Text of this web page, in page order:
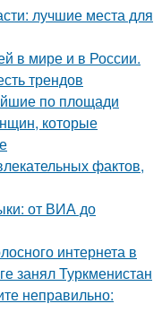
лучшие места для
в мире и в России.
трендов
по площади
которые
фактов,
от ВИА до
интернета в
занял Туркменистан
неправильно: